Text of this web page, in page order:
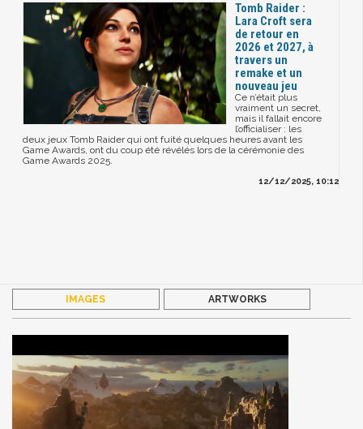
Tomb Raider :
Lara Croft sera
de retour en
2026 et 2027, à
travers un
remake et un
nouveau jeu
Ce n’était plus
vraiment un secret,
mais il fallait encore
l’officialiser : les
deux jeux Tomb Raider qui ont fuité quelques heures avant les
Game Awards, ont du coup été révélés lors de la cérémonie des
Game Awards 2025.
12/12/2025, 10:12
IMAGES ARTWORKS